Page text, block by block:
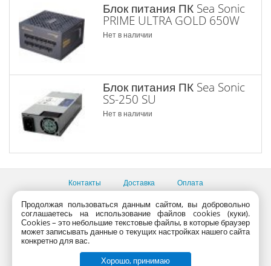
Блок питания ПК Sea Sonic
PRIME ULTRA GOLD 650W
Нет в наличии
Блок питания ПК Sea Sonic
SS-250 SU
Нет в наличии
Контакты Доставка Оплата
Все пункты выдачи
Консультации продавцов по телефону:+7 (495) 795-09-03,
+7 (800) 775-09-03
PlanetaShop.ru © 2000 - 2017 | Все права защищены
Продолжая пользоваться данным сайтом, вы добровольно
соглашаетесь на использование файлов cookies (куки).
Сookies – это небольшие текстовые файлы, в которые браузер
может записывать данные о текущих настройках нашего сайта
конкретно для вас.
Хорошо, принимаю